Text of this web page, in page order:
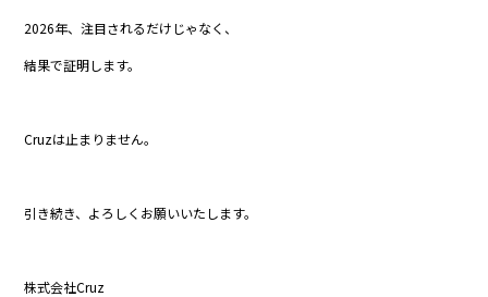
2026年、注目されるだけじゃなく、
結果で証明します。
Cruzは止まりません。
引き続き、よろしくお願いいたします。
株式会社Cruz